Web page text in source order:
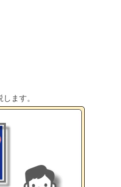
ます。